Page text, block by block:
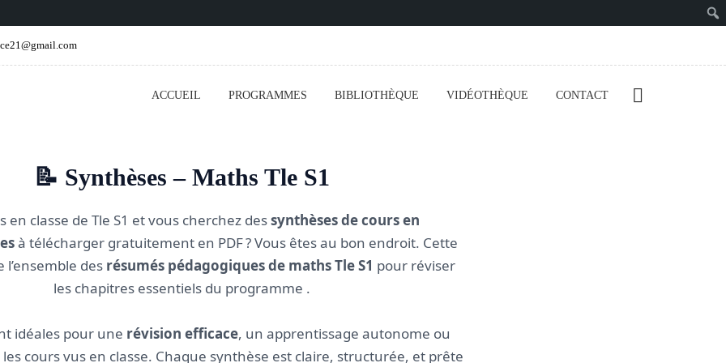
ACCUEIL PROGRAMMES BIBLIOTHÈQUE VIDÉOTHÈQUE CONTACT
📝 Synthèses – Maths Tle S1
en classe de Tle S1 et vous cherchez dessynthèses de cours en
à télécharger gratuitement en PDF ? Vous êtes au bon endroit. Cette
des résumés pédagogiques de maths Tle S1 pour réviser
les chapitres essentiels du programme .
idéales pour une révision efficace, un apprentissage autonome ou
cours vus en classe. Chaque synthèse est claire, structurée, et prête